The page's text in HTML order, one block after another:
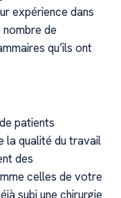
expérience dans
de
qu’ils ont
patients
la qualité du travail
des
celles de votre
subi une chirurgie